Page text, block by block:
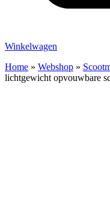
Winkelwagen
Home » Webshop »
lichtgewicht opvouwbare